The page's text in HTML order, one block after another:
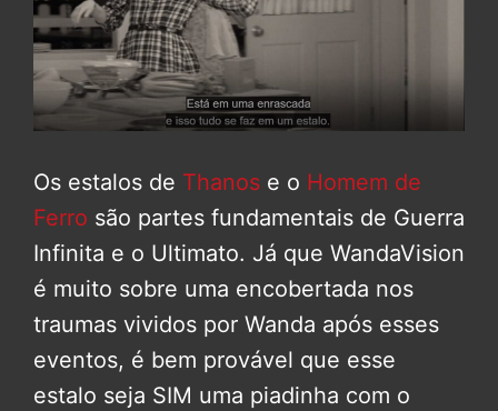
Os estalos de Thanos e o Homem de
Ferro são partes fundamentais de Guerra
Infinita e o Ultimato. Já que WandaVision
é muito sobre uma encobertada nos
traumas vividos por Wanda após esses
eventos, é bem provável que esse
estalo seja SIM uma piadinha com o